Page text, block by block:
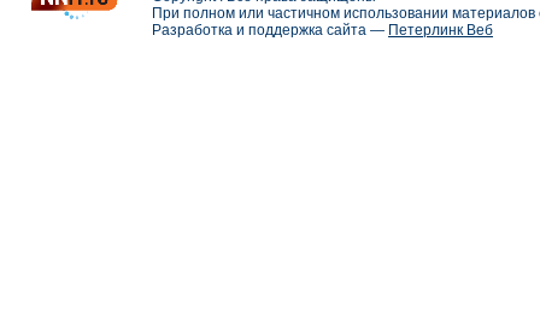
При полном или частичном использовании
Разработка и поддержка сайта — Петерлинк Веб